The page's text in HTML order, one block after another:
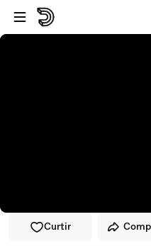
Pular para o player
Ir para o conteúdo principal
Curtir